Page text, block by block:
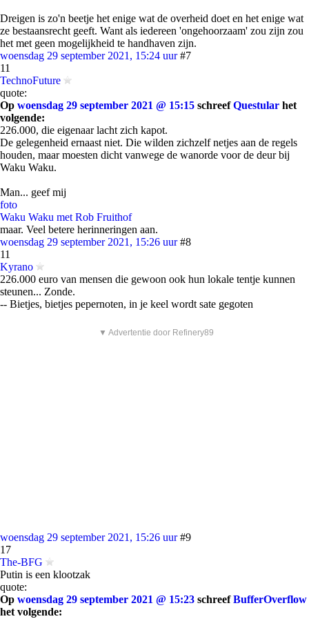
Dreigen is zo'n beetje het enige wat de overheid doet en het enige wat
ze bestaansrecht geeft. Want als iedereen 'ongehoorzaam' zou zijn zou
het met geen mogelijkheid te handhaven zijn.
woensdag 29 september 2021, 15:24 uur #7
11
TechnoFuture
quote:
Op woensdag 29 september 2021 @ 15:15 schreefQuestular het
volgende:
226.000, die eigenaar lacht zich kapot.
De gelegenheid ernaast niet. Die wilden zichzelf netjes aan de regels
houden, maar moesten dicht vanwege de wanorde voor de deur bij
Waku Waku.
Man... geef mij
foto
Waku Waku met Rob Fruithof
maar. Veel betere herinneringen aan.
woensdag 29 september 2021, 15:26 uur #8
11
Kyrano
226.000 euro van mensen die gewoon ook hun lokale tentje kunnen
steunen... Zonde.
-- Bietjes, bietjes pepernoten, in je keel wordt sate gegoten
▼ Advertentie door Refinery89
woensdag 29 september 2021, 15:26 uur #9
17
The-BFG
Putin is een klootzak
quote:
Op woensdag 29 september 2021 @ 15:23 schreefBufferOverflow
het volgende: